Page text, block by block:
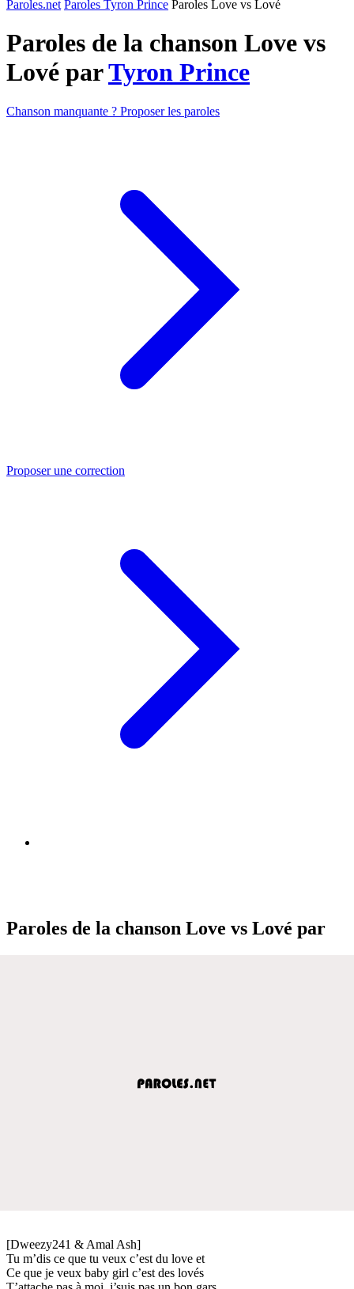
Paroles.net Paroles Tyron Prince Paroles Love vs Lové
Paroles de la chanson Love vs
Lové parTyron Prince
Chanson manquante ? Proposer les paroles
Proposer une correction
Paroles de la chanson Love vs Lové par
[Dweezy241 & Amal Ash]
Tu m’dis ce que tu veux c’est du love et
Ce que je veux baby girl c’est des lovés